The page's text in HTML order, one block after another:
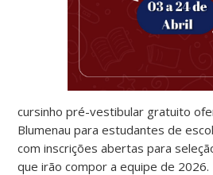
cursinho pré-vestibular gratuito
Blumenau para estudantes de
com inscrições abertas para
que irão compor a equipe de 2026.